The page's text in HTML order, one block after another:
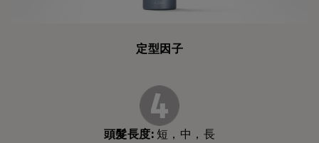
定型因子
頭髮長度: 短，中，長